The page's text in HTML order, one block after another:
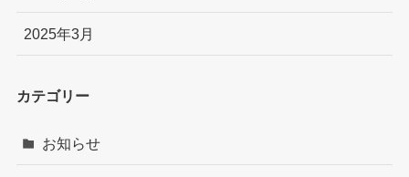
2025年3月
カテゴリー
お知らせ